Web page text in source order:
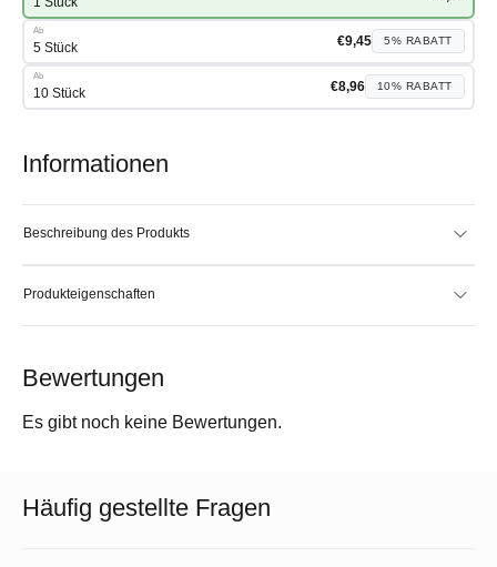
Ab
5 Stück €9,45 5% RABATT
Ab
10 Stück €8,96 10% RABATT
Informationen
Beschreibung des Produkts
Produkteigenschaften
Bewertungen
Es gibt noch keine Bewertungen.
Häufig gestellte Fragen